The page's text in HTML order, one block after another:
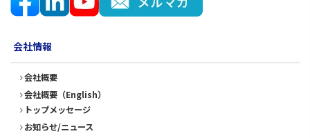
会社情報
会社概要
会社概要（English）
トップメッセージ
お知らせ/ニュース